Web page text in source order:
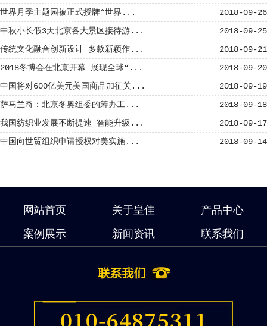
2018-09-26
世界月季主题园被正式授牌“世界...
2018-09-25
中秋小长假3天北京各大景区接待游...
2018-09-21
传统文化融合创新设计 多款新颖作...
2018-09-20
2018冬博会在北京开幕 展现全球“...
2018-09-19
中国将对600亿美元美国商品加征关...
2018-09-18
萨马兰奇：北京冬奥组委的筹办工...
2018-09-17
我国纺织业发展不断提速 智能升级...
2018-09-14
中国向世贸组织申请授权对美实施...
网站首页 关于皇佳
产品中心
案例展示
新闻资讯 联系我们